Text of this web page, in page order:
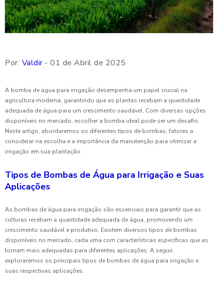
Por: Valdir- 01 de Abril de 2025
A bomba de água para irrigação desempenha um papel crucial na
agricultura moderna, garantindo que as plantas recebam a quantidade
adequada de água para um crescimento saudável. Com diversas opções
disponíveis no mercado, escolher a bomba ideal pode ser um desafio.
Neste artigo, abordaremos os diferentes tipos de bombas, fatores a
considerar na escolha e a importância da manutenção para otimizar a
irrigação em sua plantação.
Tipos de Bombas de Água para Irrigação e Suas
Aplicações
As bombas de água para irrigação são essenciais para garantir que as
culturas recebam a quantidade adequada de água, promovendo um
crescimento saudável e produtivo. Existem diversos tipos de bombas
disponíveis no mercado, cada uma com características específicas que as
tornam mais adequadas para diferentes aplicações. A seguir,
exploraremos os principais tipos de bombas de água para irrigação e
suas respectivas aplicações.